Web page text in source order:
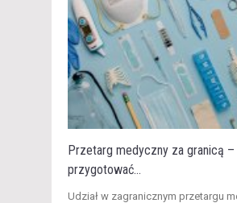
Przetarg medyczny za granicą –
przygotować...
​Udział w zagranicznym przetargu